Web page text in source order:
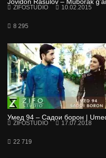
Jovidon Rasulov – Muborak
ZIFOSTUDIO 10.02.2015
8 295
Умед 94 – Садои борон |
ZIFOSTUDIO 17.07.2018
22 719